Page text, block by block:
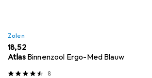
Zolen
EUR
18,52
Atlas Binnenzool Ergo-Med Blauw
8